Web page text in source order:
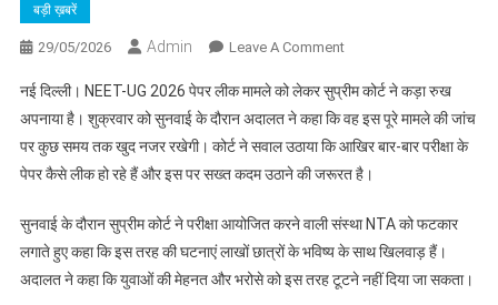
बड़ी ख़बरें
29/05/2026 Admin Leave A CommentOn
पेपर
लीक
मामले
पर
कोर्ट
सख्त,
केंद्र
नई दिल्ली। NEET-UG 2026 पेपर लीक मामले को लेकर सुप्रीम कोर्ट ने कड़ा रुख
अपनाया है। शुक्रवार को सुनवाई के दौरान अदालत ने कहा कि वह इस पूरे मामले की जांच
पर कुछ समय तक खुद नजर रखेगी। कोर्ट ने सवाल उठाया कि आखिर बार-बार परीक्षा के
पेपर कैसे लीक हो रहे हैं और इस पर सख्त कदम उठाने की जरूरत है।
सुनवाई के दौरान सुप्रीम कोर्ट ने परीक्षा आयोजित करने वाली संस्था NTA को फटकार
लगाते हुए कहा कि इस तरह की घटनाएं लाखों छात्रों के भविष्य के साथ खिलवाड़ हैं।
अदालत ने कहा कि युवाओं की मेहनत और भरोसे को इस तरह टूटने नहीं दिया जा सकता।